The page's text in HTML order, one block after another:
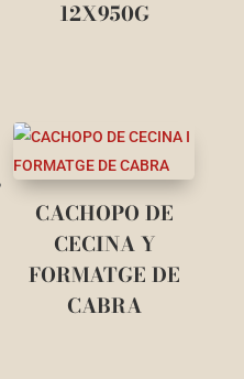
12X950G
CACHOPO DE
CECINA Y
FORMATGE DE
CABRA